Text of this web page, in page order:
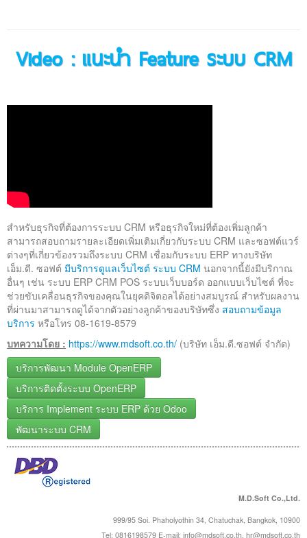
Video : แนะนำ Feature ระบบ CRM
สำหรับธุรกิจที่ต้องการระบบ CRM หรือธุรกิจใหม่ที่ต้องเพิ่มลูกค้า
สามารถสอบถามรายละเอียดเพิ่มเติมเกี่ยวกับระบบ CRM และซอฟต์แวร์
ต่างๆที่เกี่ยวข้องรวมถึงระบบ CRM เชื่อมกับระบบ ERP ทางบริษัท
เอ็ม.ดี. ซอฟต์ มีบริการดูแลเว็บไซต์ ระบบ CRM นอกจากนี้ยังมีบริกาณ
อื่นๆ เช่น ระบบ ERP CRM POS ระบบเว็บบอร์ด ออกแบบเว็บไซต์ ที่จะ
ช่วยขับเคลื่อนธุรกิจของคุณในยุคดิจิตอลได้อย่างสมบูรณ์ สำหรับผลงาน
ที่ผ่านมาสามารถดูได้จากตัวอย่างลูกค้าของบริษัทซึ่ง สอบถามข้อมูล
บริการ หรือโทร 08-1619-8579
บทความโดย : https://www.mdsoft.co.th/ (บริษัท เอ็ม.ดี.ซอฟต์ จำกัด)
บริการพัฒนา Module OpenERP
บริการติดตั้งระบบ OpenERP
บริการ Implement ระบบ ERP ด้วย Odoo
พัฒนาระบบ CRM
M.D.Soft Co.,Ltd.
999/95 Soi. Phaholyothin 34, Chatuchak, Bangkok, 10900
Tel: 0816198579 E-mail: info@mdsoft.co.th hr@mdsoft.co.th